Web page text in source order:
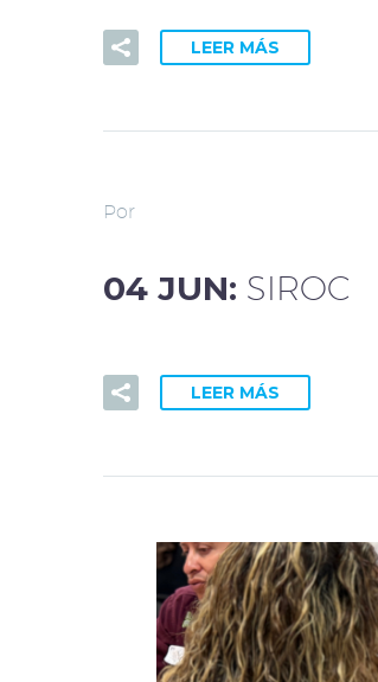
LEER MÁS
Por
04 JUN: SIROC
LEER MÁS